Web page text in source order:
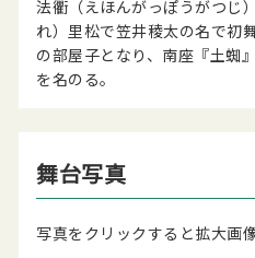
法衢（えほんがっぽうがつじ
れ）里松で笠井稜太の名で初
の部屋子となり、南座『土蜘
を名のる。
舞台写真
写真をクリックすると拡大画